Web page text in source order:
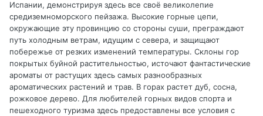
Испании, демонстрируя здесь все своё великолепие
средиземноморского пейзажа. Высокие горные цепи,
окружающие эту провинцию со стороны суши, преграждают
путь холодным ветрам, идущим с севера, и защищают
побережье от резких изменений температуры. Склоны гор
покрытых буйной растительностью, источают фантастические
ароматы от растущих здесь самых разнообразных
ароматических растений и трав. В горах растет дуб, сосна,
рожковое дерево. Для любителей горных видов спорта и
пешеходного туризма здесь предоставлены все условия с